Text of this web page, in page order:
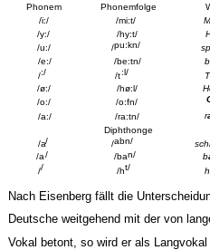
Phonem
Phonemfolge
/i:/
/mi:t/
/y:/
/hy:t/
/u:/
/pu:kn/
/e:/
/be:tn/ b
/:/ /t:l/ T
/ø:/
/hø:l/ H
/o:/
/o:fn/
/a:/
/ra:tn/ r
Diphthonge
/a/ /abn/
/a/ /ban/ b
// /ht/ h
Nach Eisenberg fällt die
Deutsche weitgehend mit der von
Vokal betont, so wird er als